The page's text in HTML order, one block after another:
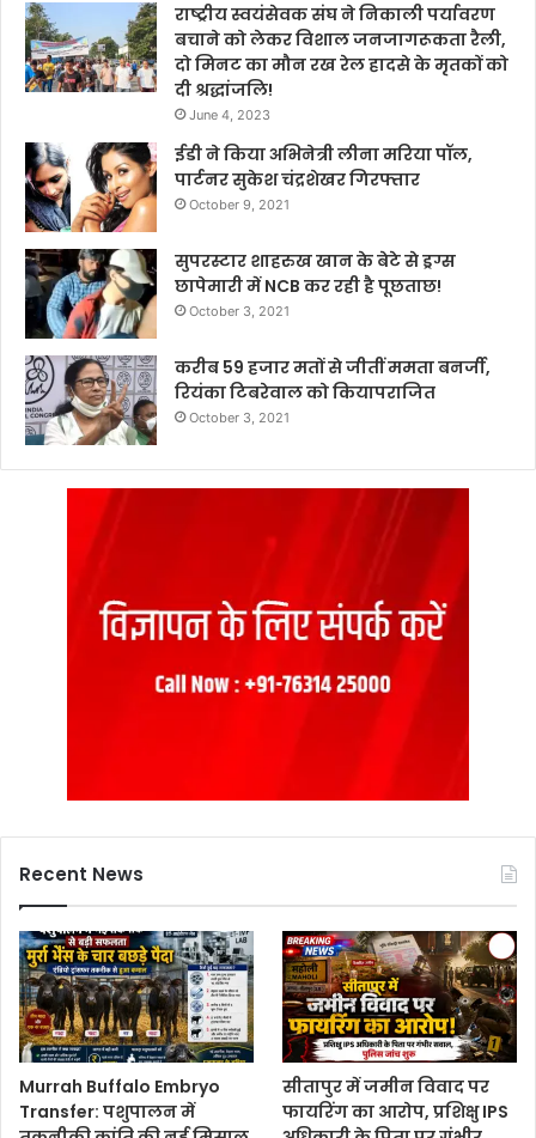
राष्ट्रीय स्वयंसेवक संघ ने निकाली पर्यावरण
बचाने को लेकर विशाल जनजागरूकता रैली,
दो मिनट का मौन रख रेल हादसे के मृतकों को
दी श्रद्धांजलि!
June 4, 2023
ईडी ने किया अभिनेत्री लीना मरिया पॉल,
पार्टनर सुकेश चंद्रशेखर गिरफ्तार
October 9, 2021
सुपरस्टार शाहरुख खान के बेटे से ड्रग्स
छापेमारी में NCB कर रही है पूछताछ!
October 3, 2021
करीब 59 हजार मतों से जीतीं ममता बनर्जी,
रियंका टिबरेवाल को कियापराजित
October 3, 2021
Recent News
Murrah Buffalo Embryo
Transfer: पशुपालन में
सीतापुर में जमीन विवाद पर
फायरिंग का आरोप, प्रशिक्षु IPS